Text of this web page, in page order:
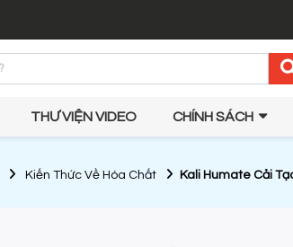
THƯ VIỆN VIDEO CHÍNH SÁCH
Kiến Thức Về Hóa Chất Kali Humate Cải